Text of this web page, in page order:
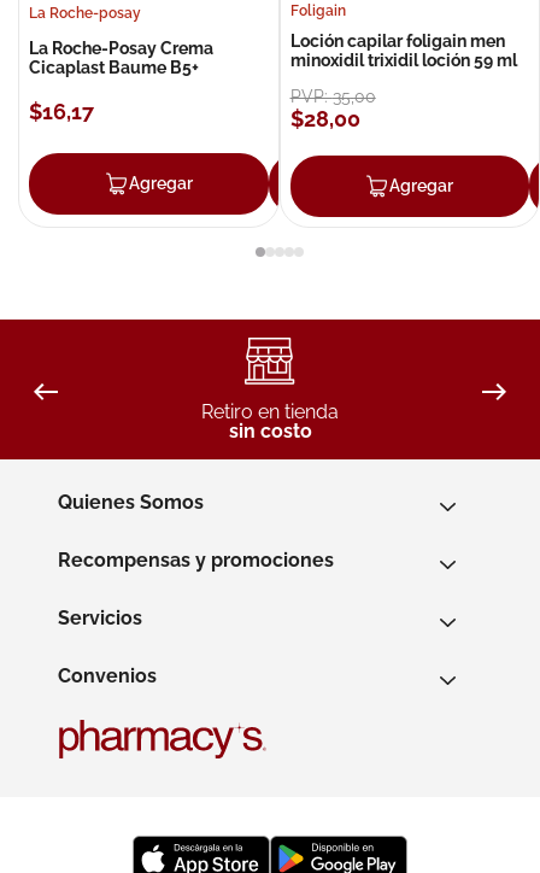
La Roche-posay
La Roche-Posay Crema
Cicaplast Baume B5+
$16,17
Agregar Agregar
Foligain
Loción capilar foligain men
minoxidil trixidil loción 59 ml
PVP:35,00
$28,00
Agregar
Retiro en tienda
sin costo
Quienes Somos
Recompensas y promociones
Servicios
Convenios